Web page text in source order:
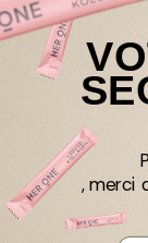
INNER
BEAUTY en-
Livraison rapide
Client vérifié
Jennifer
, merci